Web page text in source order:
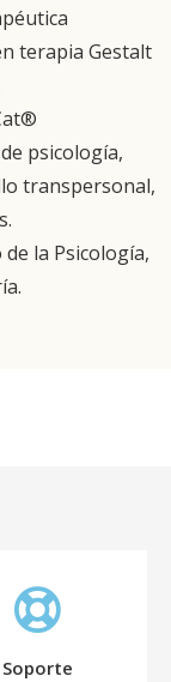
terapia Gestalt
psicología,
transpersonal,
la Psicología,
Soporte